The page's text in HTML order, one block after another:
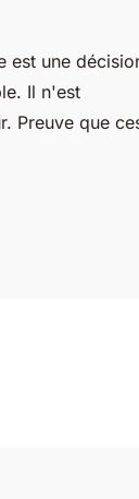
est une
Il n'est
Preuve que